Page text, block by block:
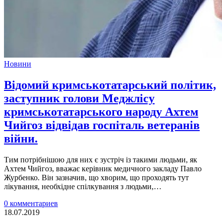
Новини
Відомий кримськотатарський політик,
заступник голови Меджлісу
кримськотатарського народу Ахтем
Чийгоз відвідав госпіталь ветеранів
війни.
Тим потрібнішою для них є зустріч із такими людьми, як
Ахтем Чийгоз, вважає керівник медичного закладу Павло
Журбенко. Він зазначив, що хворим, що проходять тут
лікування, необхідне спілкування з людьми,…
0 комментариев
18.07.2019